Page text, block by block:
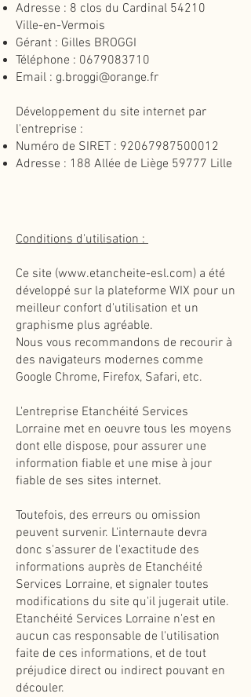
Adresse : 8 clos du Cardinal 54210
Ville-en-Vermois
Gérant : Gilles BROGGI
Téléphone : 0679083710
Email : g.broggi@orange.fr
Développement du site internet par
l'entreprise :
Numéro de SIRET ​: 92067987500012
Adresse : 188 Allée de Liège 59777 Lille
Conditions d'utilisation :
Ce site (www.etancheite-esl.com) a été
développé sur la plateforme WIX pour un
meilleur confort d'utilisation et un
graphisme plus agréable.
Nous vous recommandons de recourir à
des navigateurs modernes comme
Google Chrome, Firefox, Safari, etc.
L'entreprise Etanchéité Services
Lorraine met en oeuvre tous les moyens
dont elle dispose, pour assurer une
information fiable et une mise à jour
fiable de ses sites internet.
Toutefois, des erreurs ou omission
peuvent survenir. L'internaute devra
donc s'assurer de l'exactitude des
informations auprès de Etanchéité
Services Lorraine, et signaler toutes
modifications du site qu'il jugerait utile.
Etanchéité Services Lorraine n'est en
aucun cas responsable de l'utilisation
faite de ces informations, et de tout
préjudice direct ou indirect pouvant en
découler.